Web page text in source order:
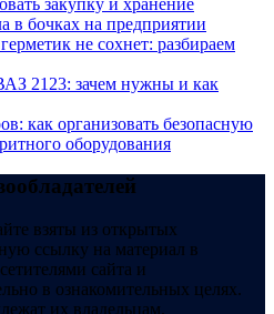
в бочках на предприятии
не сохнет: разбираем
2123: зачем нужны и как
как организовать безопасную
оборудования
взяты из открытых
ссылку на материал в
сайта и
в ознакомительных целях.
их владельцам.